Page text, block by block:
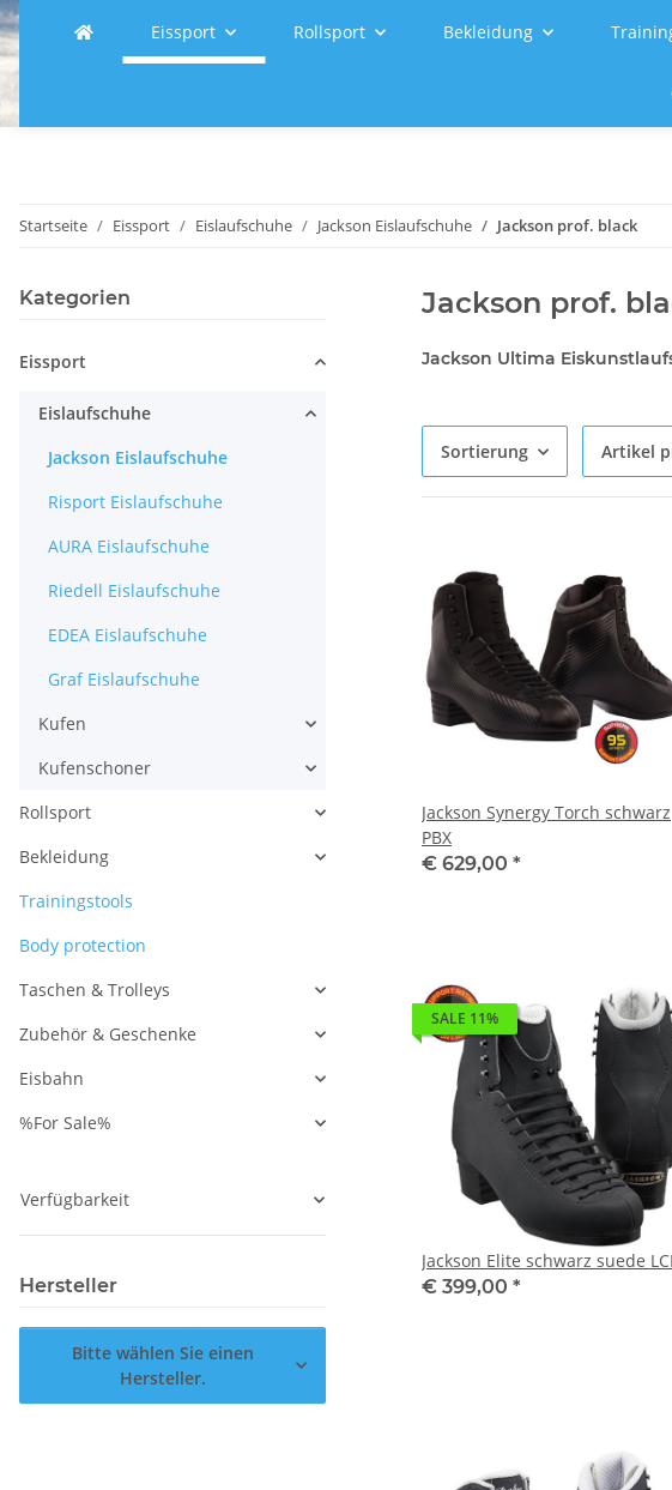
Eissport Rollsport Bekleidung
Startseite Eissport Eislaufschuhe Jackson Eislaufschuhe Jackson prof. black
Jackson prof.
Jackson Ultima
Sortierung Artikel
Jackson Synergy Torch schwarz
PBX
€ 629,00 *
SALE 11%
Jackson Elite schwarz suede
€ 399,00 *
Kategorien
Eissport
Eislaufschuhe
Jackson Eislaufschuhe
Risport Eislaufschuhe
AURA Eislaufschuhe
Riedell Eislaufschuhe
EDEA Eislaufschuhe
Graf Eislaufschuhe
Kufen
Kufenschoner
Rollsport
Bekleidung
Trainingstools
Body protection
Taschen & Trolleys
Zubehör & Geschenke
Eisbahn
%For Sale%
Verfügbarkeit
Hersteller
Bitte wählen Sie einen
Hersteller.